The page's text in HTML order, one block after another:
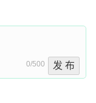
0/500 发 布